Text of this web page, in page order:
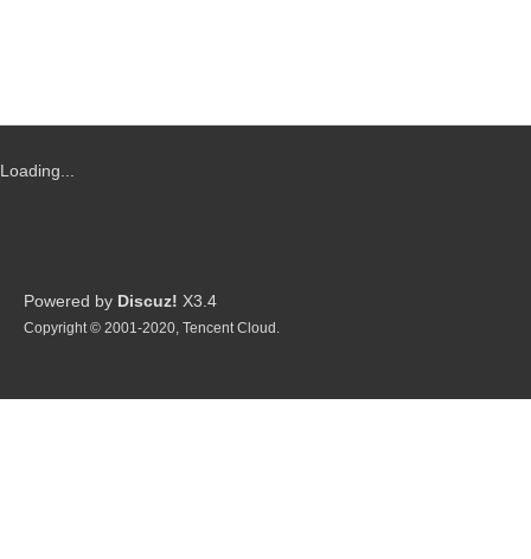
Loading...
Powered by Discuz! X3.4
Copyright © 2001-2020, Tencent Cloud.